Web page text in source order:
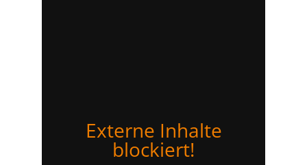
Externe Inhalte
blockiert!